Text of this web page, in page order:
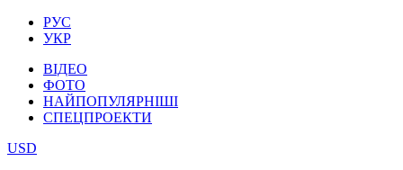
РУС
УКР
ВІДЕО
ФОТО
НАЙПОПУЛЯРНІШІ
СПЕЦПРОЕКТИ
USD